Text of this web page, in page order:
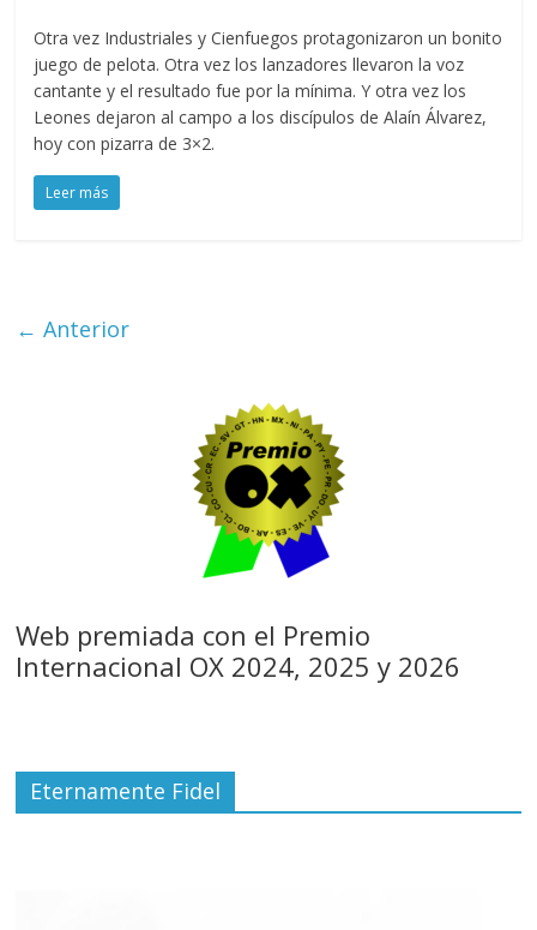
Otra vez Industriales y Cienfuegos protagonizaron un bonito
juego de pelota. Otra vez los lanzadores llevaron la voz
cantante y el resultado fue por la mínima. Y otra vez los
Leones dejaron al campo a los discípulos de Alaín Álvarez,
hoy con pizarra de 3×2.
Leer más
← Anterior
Web premiada con el Premio
Internacional OX 2024, 2025 y 2026
Eternamente Fidel